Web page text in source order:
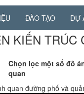
ĐÀO TẠO DỰ
KIẾN TRÚC
Chọn lọc một số đồ
quan
quan đường phố và